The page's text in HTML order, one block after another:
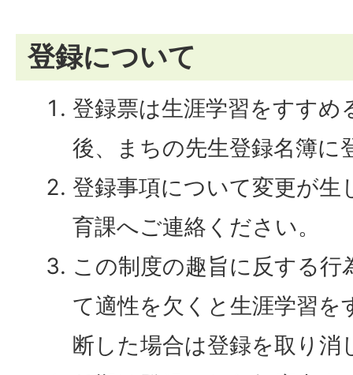
登録について
登録票は生涯学習をすすめ
後、まちの先生登録名簿に
登録事項について変更が生
育課へご連絡ください。
この制度の趣旨に反する
て適性を欠くと生涯学習を
断した場合は登録を取り消